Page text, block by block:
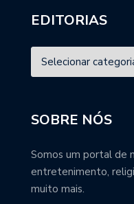
EDITORIAS
SOBRE NÓS
Somos um portal de
entretenimento,
muito mais.